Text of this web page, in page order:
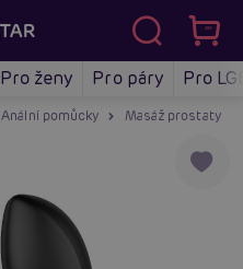
Pro ženy Pro páry Pro
Anální pomůcky Masáž prostaty